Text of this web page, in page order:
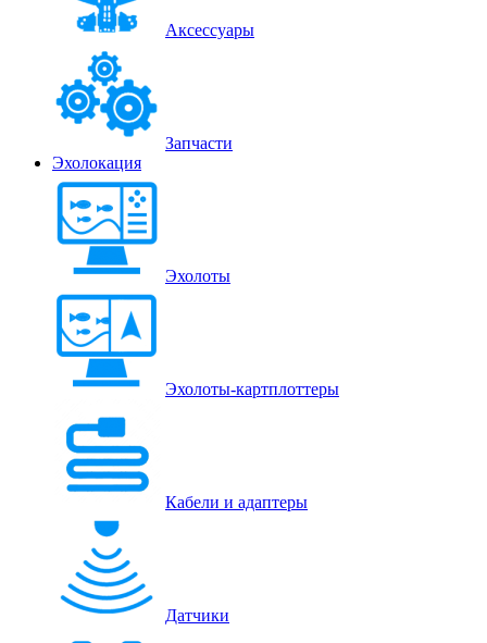
Аксессуары
Запчасти
Эхолокация
Эхолоты
Эхолоты-картплоттеры
Кабели и адаптеры
Датчики